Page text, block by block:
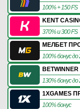
100% + 150 FS
KENT
370% и 300 FS
МЕЛБЕТ
100% бонус до
130% бонус до
1XGAMES
100% бонус